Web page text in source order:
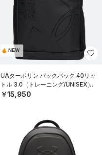
NEW
UAターポリン バックパック 40リッ
トル 3.0（トレーニング/UNISEX）
￥15,950